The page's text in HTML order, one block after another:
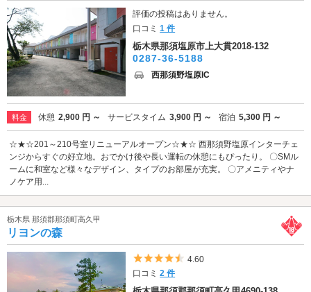
評価の投稿はありません。
口コミ1 件
栃木県那須塩原市上大貫2018-132
0287-36-5188
西那須野塩原IC
料金 休憩 2,900 円 ～ サービスタイム 3,900 円 ～ 宿泊 5,300 円 ～
☆★☆201～210号室リニューアルオープン☆★☆ 西那須野塩原インターチェ
ンジからすぐの好立地。おでかけ後や長い運転の休憩にもぴったり。 〇SMル
ームに和室など様々なデザイン、タイプのお部屋が充実。 〇アメニティやナ
ノケア用...
栃木県 那須郡那須町高久甲
リヨンの森
5つ星のうち4.5
4.60
口コミ2 件